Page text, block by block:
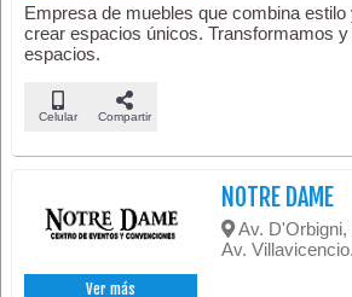
Empresa de muebles que combina estilo
crear espacios únicos. Transformamos
espacios.
Celular Compartir
Ver más
NOTRE DAME
Av. D'Orbigni,
Av.